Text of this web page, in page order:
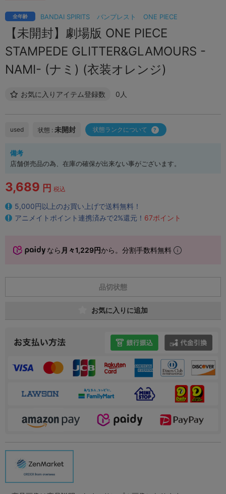
BANDAI SPIRITS バンプレスト ONE PIECE
全年齢
【未開封】劇場版 ONE PIECE
STAMPEDE GLITTER&GLAMOURS -
NAMI- (ナミ) (衣装オレンジ)
お気に入りアイテム登録数 0人
used 状態 : 未開封 状態ランクについて
備考
店舗併売品の為、在庫の確保が出来ない事がございます。
3,689 円 税込
5,000円以上のお買い上げで送料無料！
アニメイトポイント連携済みで2%還元！ 67ポイント
なら 月々1,229円から。分割手数料無料
品切状態
お気に入りに追加